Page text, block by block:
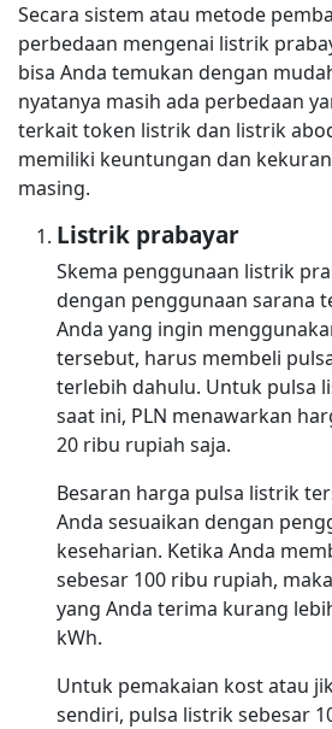
Secara sistem atau metode
perbedaan mengenai listrik
bisa Anda temukan dengan
nyatanya masih ada perbedaan
terkait token listrik dan listrik
memiliki keuntungan dan
masing.
Listrik prabayar
Skema penggunaan listrik
dengan penggunaan sarana
Anda yang ingin
tersebut, harus membeli
terlebih dahulu. Untuk pulsa
saat ini, PLN menawarkan
20 ribu rupiah saja.
Besaran harga pulsa listrik
Anda sesuaikan dengan
keseharian. Ketika Anda
sebesar 100 ribu rupiah,
yang Anda terima kurang
kWh.
Untuk pemakaian kost atau
sendiri, pulsa listrik sebesar